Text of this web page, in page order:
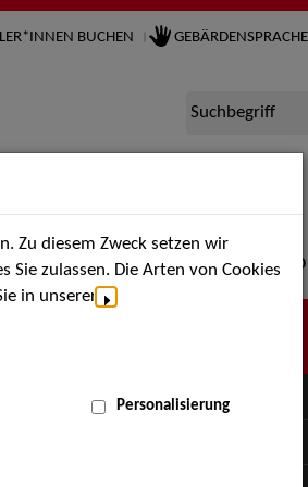
BUCHEN GEBÄRDENSPRACHE
Suchbegriff
Termine Portfolio
MENÜ
Zu diesem Zweck setzen wir
Sie zulassen. Die Arten von Cookies
in unserer
Personalisierung